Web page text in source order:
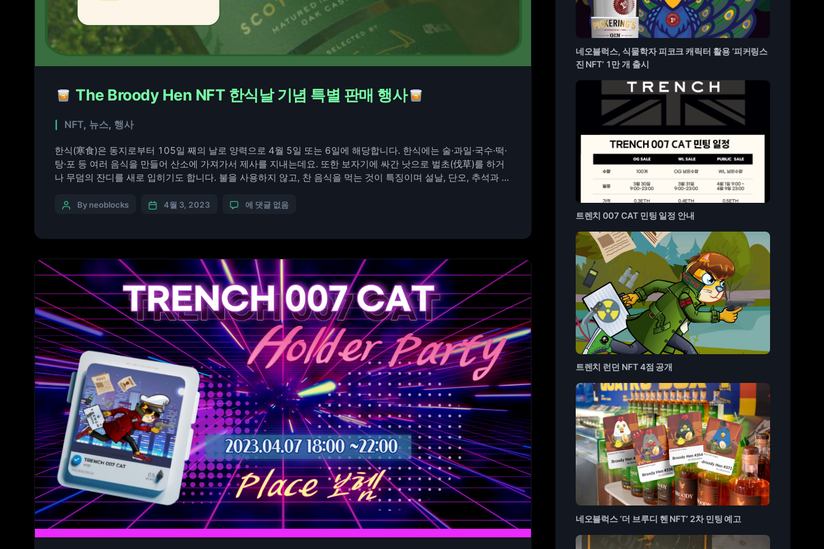
The Broody Hen NFT 한식날 기념 특별 판매 행사
NFT, 뉴스, 행사
한식(寒食)은 동지로부터 105일 째의 날로 양력으로 4월 5일 또는 6일에 해당합니다. 한식에는 술·과일·국수·떡·
탕·포 등 여러 음식을 만들어 산소에 가져가서 제사를 지내는데요. 또한 보자기에 싸간 낫으로 벌초(伐草)를 하거
나 무덤의 잔디를 새로 입히기도 합니다. 불을 사용하지 않고, 찬 음식을 먹는 것이 특징이며 설날, 단오, 추석과 함
By neoblocks 4월 3, 2023 에 댓글 없음
네오블럭스, 식물학자 피코크 캐릭터 활용 ‘피커링스
진 NFT’ 1만 개 출시
트렌치 007 CAT 민팅 일정 안내
트렌치 런던 NFT 4점 공개
네오블럭스 ‘더 브루디 헨 NFT’ 2차 민팅 예고